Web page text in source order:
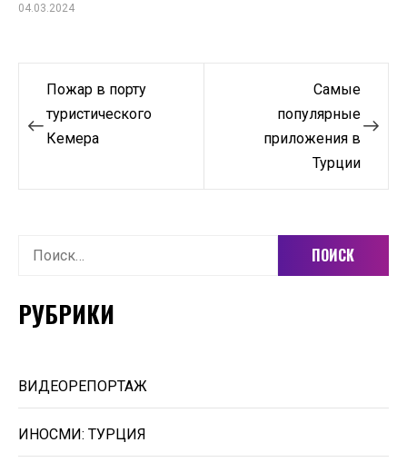
04.03.2024
Навигация
по
записям
Пожар в порту
туристического
Кемера
Самые
популярные
приложения в
Турции
Найти:
РУБРИКИ
ВИДЕОРЕПОРТАЖ
ИНОСМИ: ТУРЦИЯ